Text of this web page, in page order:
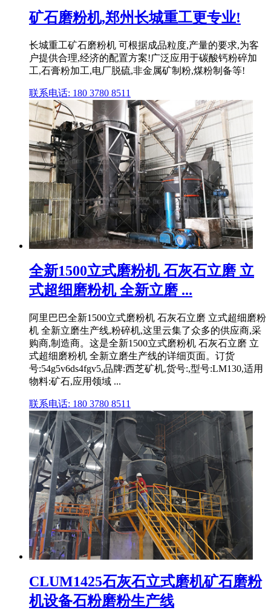
矿石磨粉机,郑州长城重工更专业!
长城重工矿石磨粉机 可根据成品粒度,产量的要求,为客
户提供合理,经济的配置方案!广泛应用于碳酸钙粉碎加
工,石膏粉加工,电厂脱硫,非金属矿制粉,煤粉制备等!
联系电话: 180 3780 8511
全新1500立式磨粉机 石灰石立磨 立
式超细磨粉机 全新立磨 ...
阿里巴巴全新1500立式磨粉机 石灰石立磨 立式超细磨粉
机 全新立磨生产线,粉碎机,这里云集了众多的供应商,采
购商,制造商。这是全新1500立式磨粉机 石灰石立磨 立
式超细磨粉机 全新立磨生产线的详细页面。订货
号:54g5v6ds4fgv5,品牌:西芝矿机,货号:,型号:LM130,适用
物料:矿石,应用领域 ...
联系电话: 180 3780 8511
CLUM1425石灰石立式磨机矿石磨粉
机设备石粉磨粉生产线